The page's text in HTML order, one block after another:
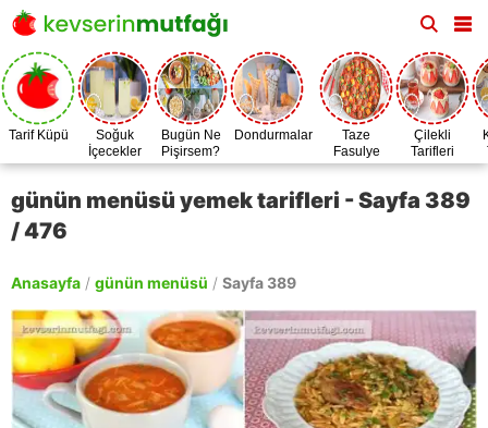
Tarif Küpü
Soğuk
İçecekler
Bugün Ne
Pişirsem?
Dondurmalar
Taze
Fasulye
Zamanı
Çilekli
Tarifleri
günün menüsü yemek tarifleri - Sayfa 389
/ 476
Anasayfa / günün menüsü / Sayfa 389